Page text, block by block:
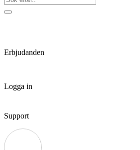
Erbjudanden
Logga in
Support